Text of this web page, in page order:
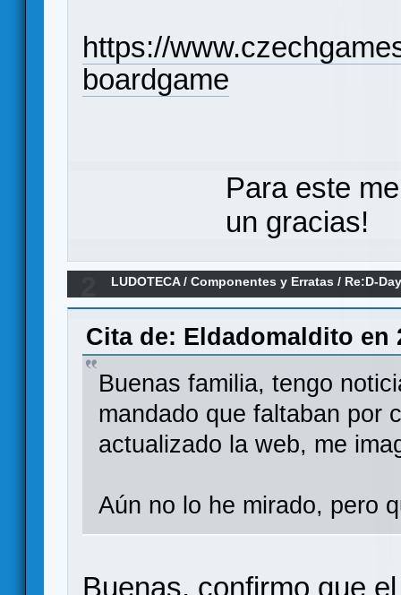
https://
boardgame
Para este
un gracias!
LUDOTECA/Componentes y Erratas / Re:D-
Cita de: Eldadomaldito en
Buenas familia, tengo
mandado que faltaban por
actualizado la web, me
Aún no lo he mirado, pero
Buenas, confirmo que